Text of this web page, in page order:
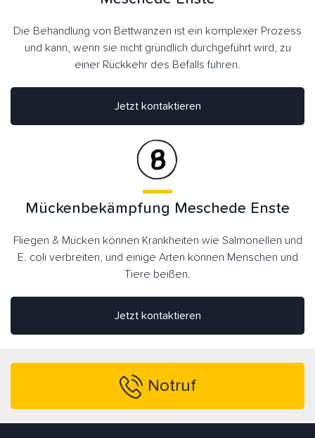
Die Behandlung von Bettwanzen ist ein komplexer Prozess
und kann, wenn sie nicht gründlich durchgeführt wird, zu
einer Rückkehr des Befalls führen.
Jetzt kontaktieren
Jetzt kontaktieren
Mückenbekämpfung Meschede Enste
Fliegen & Mücken können Krankheiten wie Salmonellen und
E. coli verbreiten, und einige Arten können Menschen und
Tiere beißen.
Notruf